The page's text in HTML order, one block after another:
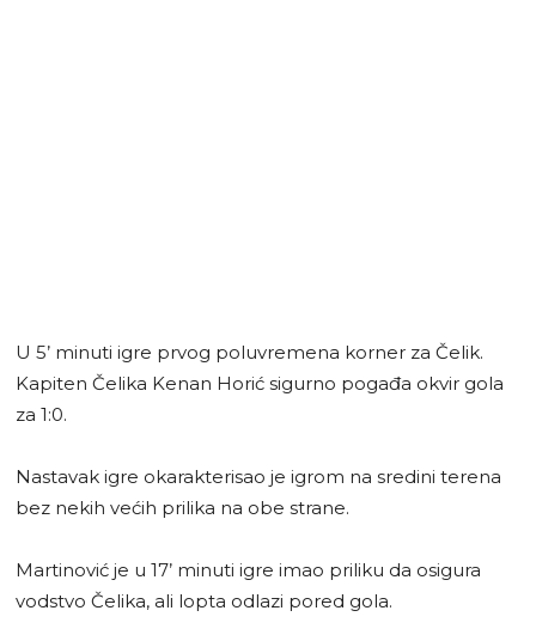
U 5’ minuti igre prvog poluvremena korner za Čelik.
Kapiten Čelika Kenan Horić sigurno pogađa okvir gola
za 1:0.
Nastavak igre okarakterisao je igrom na sredini terena
bez nekih većih prilika na obe strane.
Martinović je u 17’ minuti igre imao priliku da osigura
vodstvo Čelika, ali lopta odlazi pored gola.